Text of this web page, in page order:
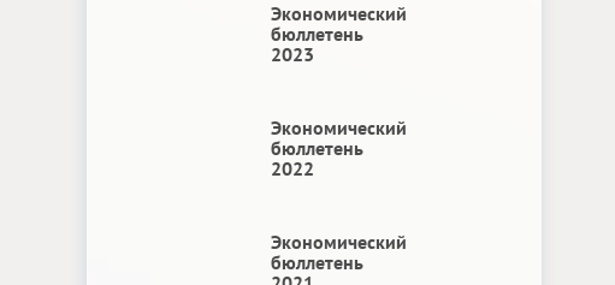
Экономический
бюллетень
2023
Экономический
бюллетень
2022
Экономический
бюллетень